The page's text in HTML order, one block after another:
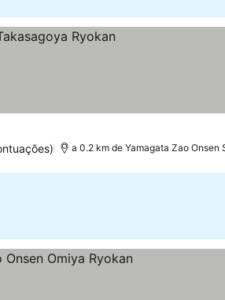
a 0.2 km de Yamagata Zao Onsen